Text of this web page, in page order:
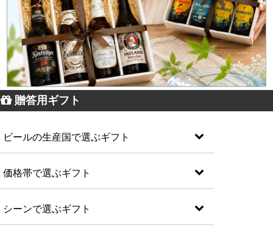
贈答用ギフト
ビールの生産国で選ぶギフト
価格帯で選ぶギフト
シーンで選ぶギフト